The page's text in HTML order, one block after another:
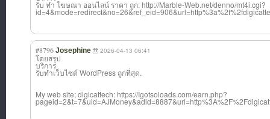
รับ ทํา โฆษณา ออนไลน์ ราคา ถูก: http://Marble-Web.net/denno/mt4i.cgi?
#8796 Josephine 2026-04-13 06:41
โดยสรุป
บริการ
รับทำเว็บไซต์ WordPress ถูกที่สุด.
My web site; digicattech: https://Igotsoloads.com/earn.php?